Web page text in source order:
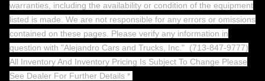
warranties, including the availability or condition of the equipment
listed is made. We are not responsible for any errors or omissions
contained on these pages. Please verify any information in
question with "Alejandro Cars and Trucks, Inc." (713-847-9777)
All Inventory And Inventory Pricing Is Subject To Change Please
See Dealer For Further Details *